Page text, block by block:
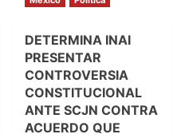
DETERMINA INAI
PRESENTAR
CONTROVERSIA
CONSTITUCIONAL
ANTE SCJN CONTRA
ACUERDO QUE